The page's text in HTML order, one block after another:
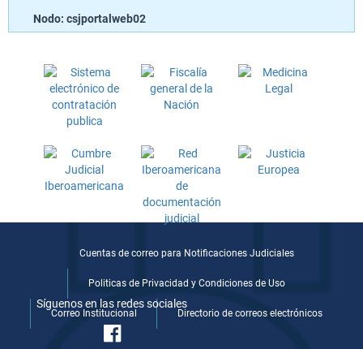
Nodo: csjportalweb02
Cuentas de correo para Notificaciones Judiciales
Politicas de Privacidad y Condiciones de Uso
Correo Institucional Directorio de correos electrónicos
Síguenos en las redes sociales